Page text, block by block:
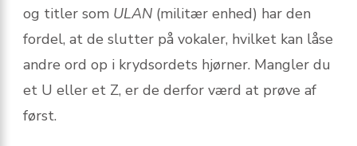
og titler som ULAN (militær enhed) har den
fordel, at de slutter på vokaler, hvilket kan låse
andre ord op i krydsordets hjørner. Mangler du
et U eller et Z, er de derfor værd at prøve af
først.